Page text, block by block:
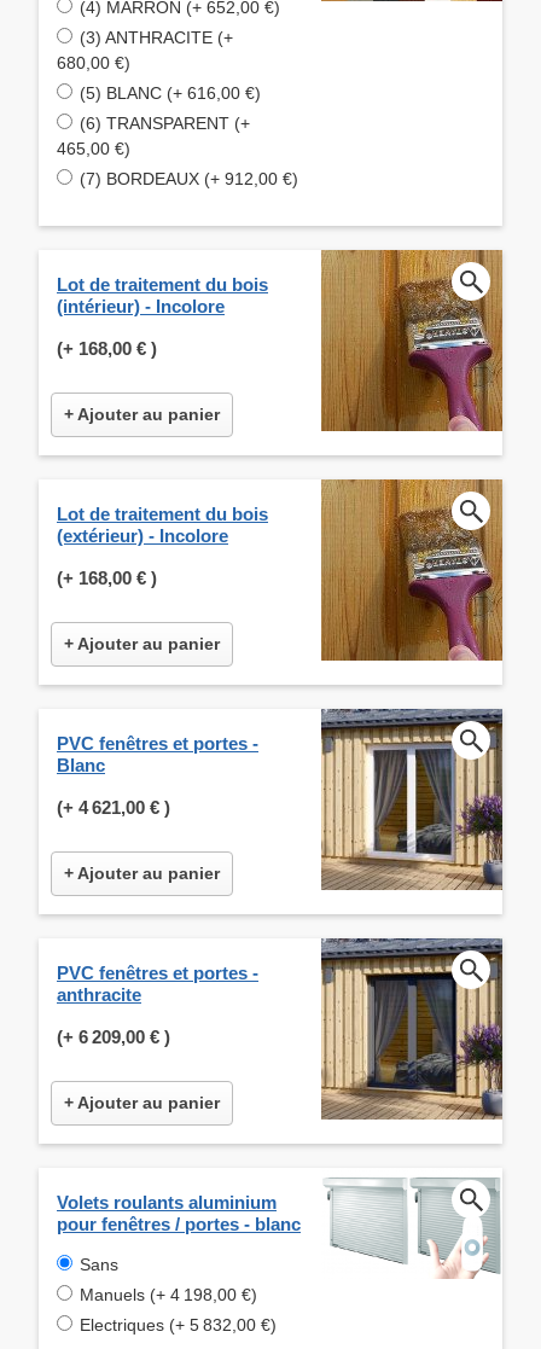
(4) MARRON (+ 652,00 €)
(3) ANTHRACITE (+
680,00 €)
(5) BLANC (+ 616,00 €)
(6) TRANSPARENT (+
465,00 €)
(7) BORDEAUX (+ 912,00 €)
Lot de traitement du bois
(intérieur) - Incolore
(+ 168,00 € )
+ Ajouter au panier
Lot de traitement du bois
(extérieur) - Incolore
(+ 168,00 € )
+ Ajouter au panier
PVC fenêtres et portes -
Blanc
(+ 4 621,00 € )
+ Ajouter au panier
PVC fenêtres et portes -
anthracite
(+ 6 209,00 € )
+ Ajouter au panier
Volets roulants aluminium
pour fenêtres / portes - blanc
Sans
Manuels (+ 4 198,00 €)
Electriques (+ 5 832,00 €)